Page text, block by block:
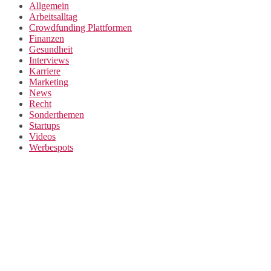
Allgemein
Arbeitsalltag
Crowdfunding Plattformen
Finanzen
Gesundheit
Interviews
Karriere
Marketing
News
Recht
Sonderthemen
Startups
Videos
Werbespots